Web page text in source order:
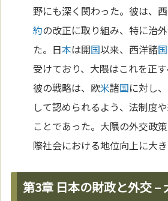
野にも深く関わった。彼は、
約の改正に取り組み、特に治
た。日本は開国以来、西洋諸国
受けており、大隈はこれを正す
彼の戦略は、欧米諸国に対し
して認められるよう、法制度
ことであった。大隈の外交政
際社会における地位向上に大き
第3章 日本の財政と外交 –